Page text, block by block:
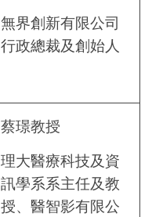
無界創新有限公司
行政總裁及創始人
蔡璟教授
理大醫療科技及資
訊學系系主任及教
授、醫智影有限公